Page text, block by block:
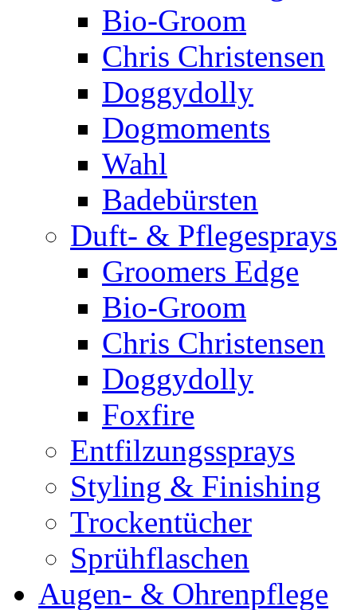
Bio-Groom
Chris Christensen
Doggydolly
Dogmoments
Wahl
Badebürsten
Duft- & Pflegesprays
Groomers Edge
Bio-Groom
Chris Christensen
Doggydolly
Foxfire
Entfilzungssprays
Styling & Finishing
Trockentücher
Sprühflaschen
Augen- & Ohrenpflege